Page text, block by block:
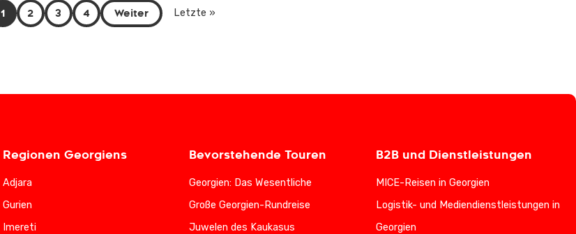
1 2 3 4 Weiter Letzte »
Regionen Georgiens
Adjara
Gurien
Imereti
Bevorstehende Touren
Georgien: Das Wesentliche
Große Georgien-Rundreise
Juwelen des Kaukasus
B2B und Dienstleistungen
MICE-Reisen in Georgien
Logistik- und Mediendienstleistungen in
Georgien